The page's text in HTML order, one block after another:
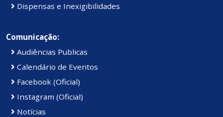
Dispensas e Inexigibilidades
Comunicação:
Audiências Publicas
Calendário de Eventos
Facebook (Oficial)
Instagram (Oficial)
Notícias